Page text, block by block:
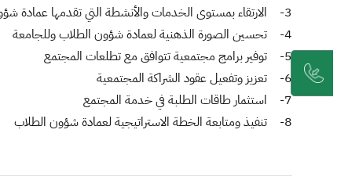
3- الارتقاء بمستوى الخدمات والأنشطة التي تقدمها عمادة شؤون الطلاب
4- تحسين الصورة الذهنية لعمادة شؤون الطلاب وللجامعة
5- توفير برامج مجتمعية تتوافق مع تطلعات المجتمع
6- تعزيز وتفعيل عقود الشراكة المجتمعية
7- استثمار طاقات الطلبة في خدمة المجتمع
8- تنفيذ ومتابعة الخطة الاستراتيجية لعمادة شؤون الطلاب